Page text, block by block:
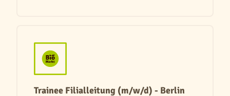
Trainee Filialleitung (m/w/d) - Berlin